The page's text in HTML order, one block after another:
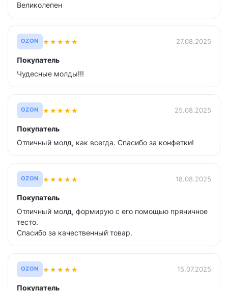
Великолепен
OZON ★★★★★ 27.08.2025
Покупатель
Чудесные молды!!!
OZON ★★★★★ 25.08.2025
Покупатель
Отличный молд, как всегда. Спасибо за конфетки!
OZON ★★★★★ 18.08.2025
Покупатель
Отличный молд, формирую с его помощью пряничное
тесто.
Спасибо за качественный товар.
OZON ★★★★★ 15.07.2025
Покупатель